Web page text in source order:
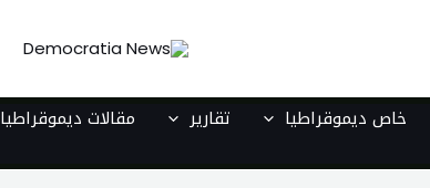
خاص ديموقراطيا تقارير مقالات ديموقراطيا